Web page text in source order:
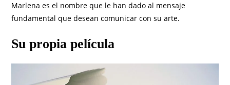
Marlena es el nombre que le han dado al mensaje
fundamental que desean comunicar con su arte.
Su propia película